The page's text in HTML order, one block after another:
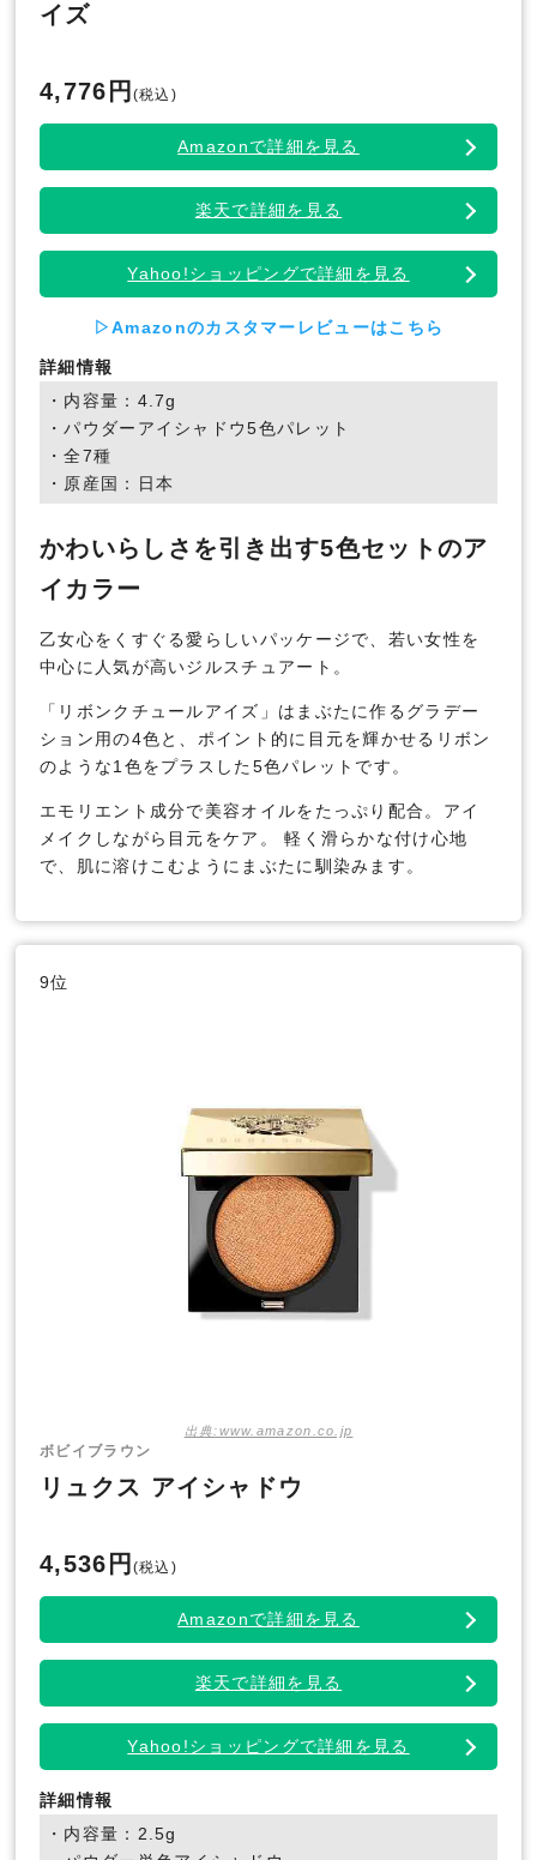
イズ
4,776円 (税込)
Amazonで詳細を見る
楽天で詳細を見る
Yahoo!ショッピングで詳細を見る
▷Amazonのカスタマーレビューはこちら
詳細情報
・内容量：4.7g
・パウダーアイシャドウ5色パレット
・全7種
・原産国：日本
かわいらしさを引き出す5色セットのア
イカラー
乙女心をくすぐる愛らしいパッケージで、若い女性を
中心に人気が高いジルスチュアート。
「リボンクチュールアイズ」はまぶたに作るグラデー
ション用の4色と、ポイント的に目元を輝かせるリボン
のような1色をプラスした5色パレットです。
エモリエント成分で美容オイルをたっぷり配合。アイ
メイクしながら目元をケア。 軽く滑らかな付け心地
で、肌に溶けこむようにまぶたに馴染みます。
9位
出典:www.amazon.co.jp
ボビイブラウン
リュクス アイシャドウ
4,536円 (税込)
Amazonで詳細を見る
楽天で詳細を見る
Yahoo!ショッピングで詳細を見る
詳細情報
・内容量：2.5g